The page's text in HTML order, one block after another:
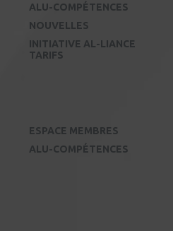
ALU-COMPÉTENCES
NOUVELLES
INITIATIVE AL-LIANCE
TARIFS
ESPACE MEMBRES
ALU-COMPÉTENCES